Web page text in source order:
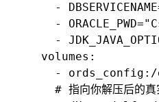
-
-
-
    volumes:
-
# 指向你解压后的